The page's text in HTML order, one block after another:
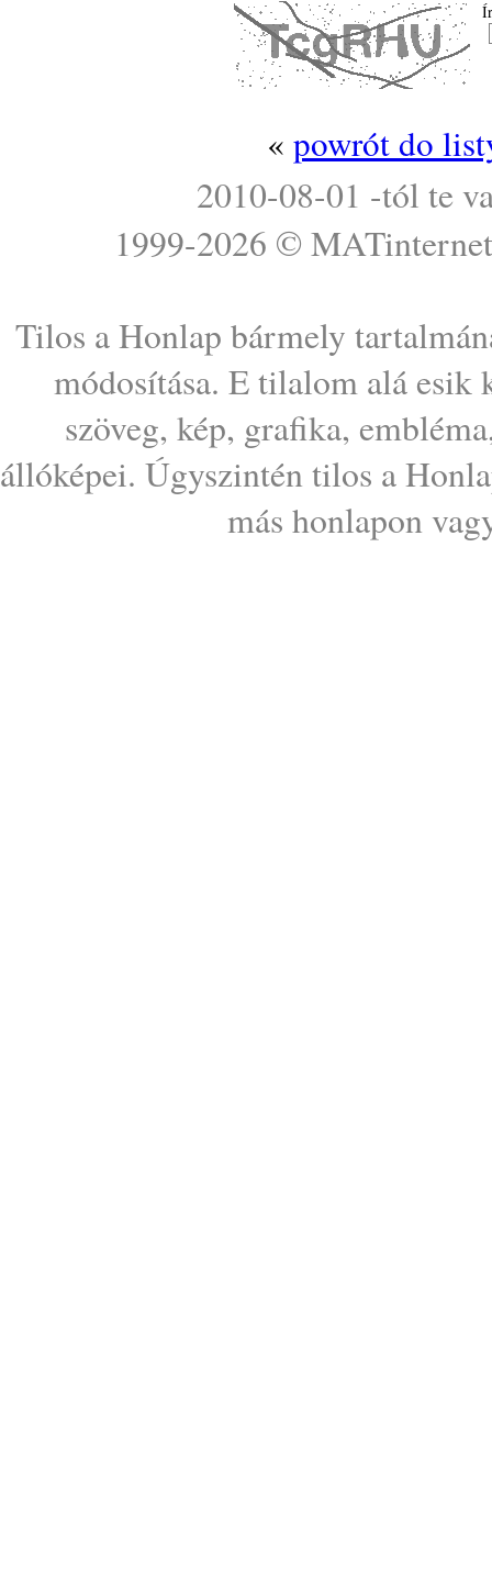
« powrót do
2010-08-01 -tól te
1999-2026 © MATinternet
Tilos a Honlap bármely
módosítása. E tilalom alá esik
szöveg, kép, grafika,
állóképei. Úgyszintén tilos a
más honlapon